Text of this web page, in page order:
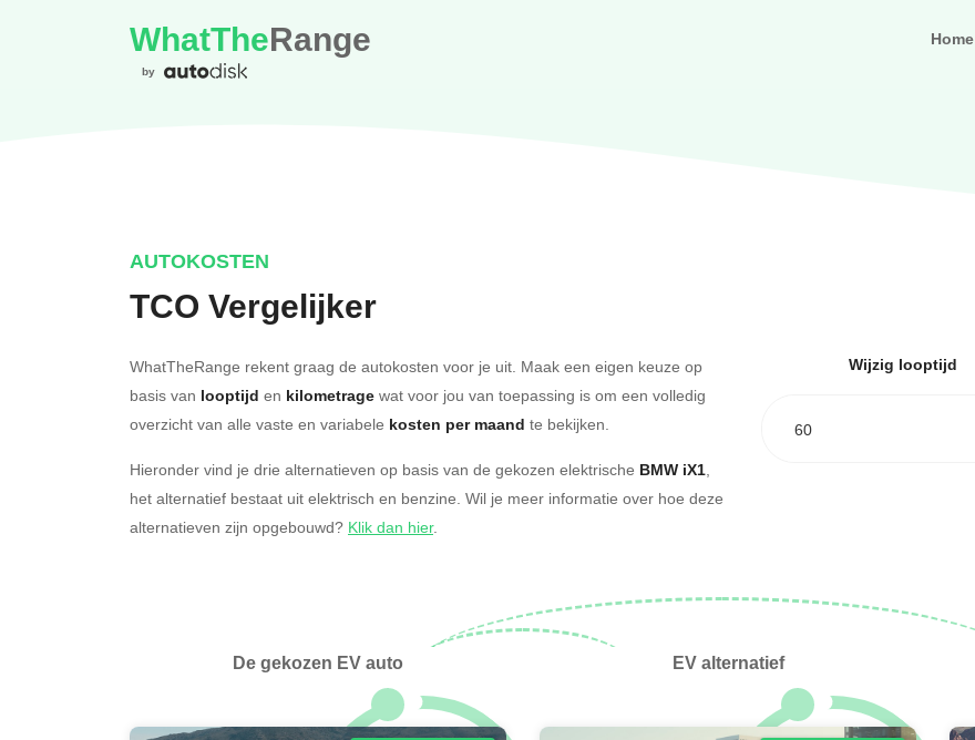
WhatTheRange
by
Home
AUTOKOSTEN
TCO Vergelijker
WhatTheRange rekent graag de autokosten voor je uit. Maak een eigen keuze op
basis van looptijd en kilometrage wat voor jou van toepassing is om een volledig
overzicht van alle vaste en variabele kosten per maand te bekijken.
Hieronder vind je drie alternatieven op basis van de gekozen elektrische BMW iX1,
het alternatief bestaat uit elektrisch en benzine. Wil je meer informatie over hoe deze
alternatieven zijn opgebouwd? Klik dan hier.
Wijzig looptijd
60
De gekozen EV auto EV alternatief